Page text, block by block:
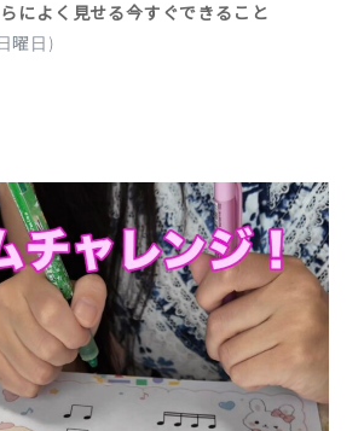
によく見せる今すぐできること
曜日)